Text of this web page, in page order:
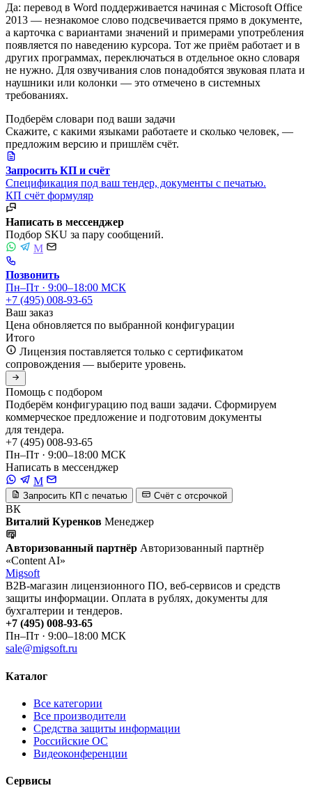
Да: перевод в Word поддерживается начиная с Microsoft Office
2013 — незнакомое слово подсвечивается прямо в документе,
а карточка с вариантами значений и примерами употребления
появляется по наведению курсора. Тот же приём работает и в
других программах, переключаться в отдельное окно словаря
не нужно. Для озвучивания слов понадобятся звуковая плата и
наушники или колонки — это отмечено в системных
требованиях.
Подберём словари под ваши задачи
Скажите, с какими языками работаете и сколько человек, —
предложим версию и пришлём счёт.
Запросить КП и счёт
Спецификация под ваш тендер, документы с печатью.
КП счёт формуляр
Написать в мессенджер
Подбор SKU за пару сообщений.
M
Позвонить
Пн–Пт · 9:00–18:00 МСК
+7 (495) 008-93-65
Ваш заказ
Цена обновляется по выбранной конфигурации
Итого
Лицензия поставляется только с сертификатом
сопровождения — выберите уровень.
Помощь с подбором
Подберём конфигурацию под ваши задачи. Сформируем
коммерческое предложение и подготовим документы
для тендера.
+7 (495) 008-93-65
Пн–Пт · 9:00–18:00 МСК
Написать в мессенджер
M
Запросить КП с печатью Счёт с отсрочкой
ВК
Виталий Куренков Менеджер
Авторизованный партнёр Авторизованный партнёр
«Content AI»
Migsoft
B2B-магазин лицензионного ПО, веб-сервисов и средств
защиты информации. Оплата в рублях, документы для
бухгалтерии и тендеров.
+7 (495) 008-93-65
Пн–Пт · 9:00–18:00 МСК
sale@migsoft.ru
Каталог
Все категории
Все производители
Средства защиты информации
Российские ОС
Видеоконференции
Сервисы